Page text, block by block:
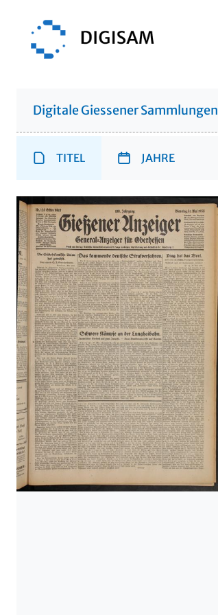
Digitale Giessener Sammlungen
TITEL JAHRE